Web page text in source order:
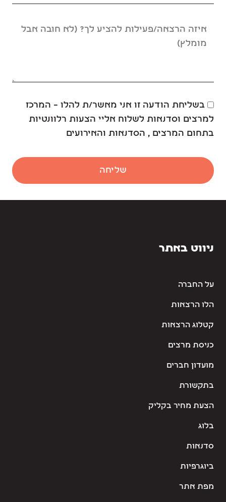
בשליחת הודעה זו אני מאשר/ת להלו – המרכז
למרצים וסדנאות לשלוח אליי הצעות רלוונטיות
בתחום המרצים , הסדנאות והאירועים
שליחה
ניווט באתר
על החברה
הלו הרצאות
קטלוג הרצאות
כניסת מרצים
מועדון חברים
בתקשורת
הצעת מחיר בקליק
בלוג
סדנאות
ביוגרפיות
מפת אתר